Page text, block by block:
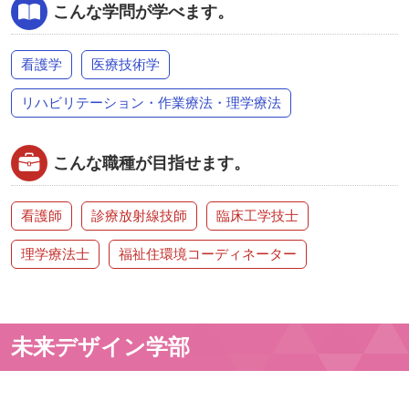
こんな学問が学べます。
看護学 医療技術学
リハビリテーション・作業療法・理学療法
こんな職種が目指せます。
看護師 診療放射線技師 臨床工学技士
理学療法士 福祉住環境コーディネーター
未来デザイン学部